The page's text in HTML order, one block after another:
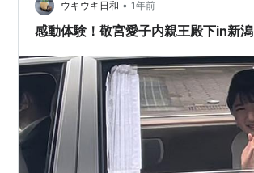
ウキウキ日和 • 1年前
感動体験！敬宮愛子内親王殿下in新潟